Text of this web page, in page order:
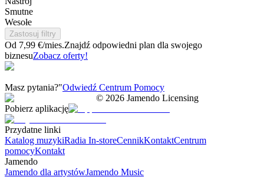
Smutne
Wesołe
Zastosuj filtry
Od 7,99 €/mies.Znajdź odpowiedni plan dla swojego
biznesuZobacz oferty!
Masz pytania?"Odwiedź Centrum Pomocy
© 2026 Jamendo Licensing
Pobierz aplikację
Przydatne linki
Katalog muzykiRadia In-storeCennikKontaktCentrum
pomocyKontakt
Jamendo
Jamendo dla artystówJamendo Music